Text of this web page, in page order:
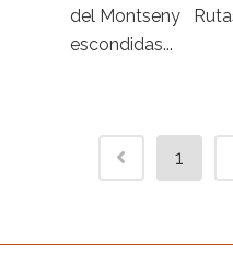
del Montseny
escondidas...
1